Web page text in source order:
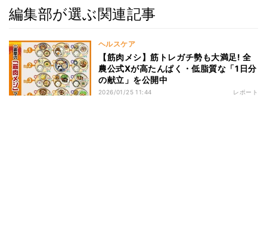
編集部が選ぶ関連記事
ヘルスケア
【筋肉メシ】筋トレガチ勢も大満足! 全
農公式Xが高たんぱく・低脂質な「1日分
の献立」を公開中
2026/01/25 11:44 レポート